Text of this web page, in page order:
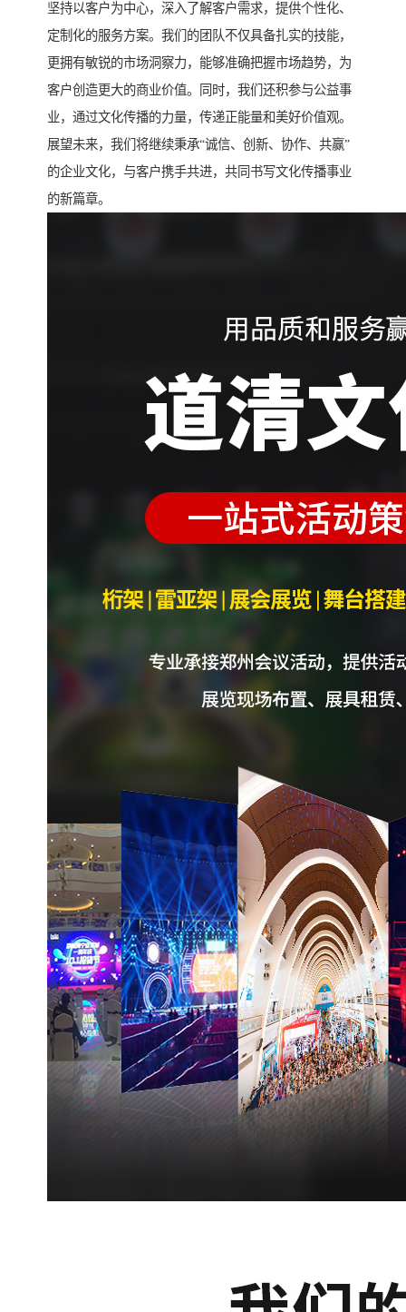
坚持以客户为中心，深入了解客户需求，提供个性化、
定制化的服务方案。我们的团队不仅具备扎实的技能，
更拥有敏锐的市场洞察力，能够准确把握市场趋势，为
客户创造更大的商业价值。同时，我们还积参与公益事
业，通过文化传播的力量，传递正能量和美好价值观。
展望未来，我们将继续秉承“诚信、创新、协作、共赢”
的企业文化，与客户携手共进，共同书写文化传播事业
的新篇章。